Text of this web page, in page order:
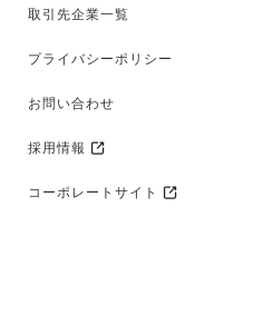
取引先企業一覧
プライバシーポリシー
お問い合わせ
採用情報
コーポレートサイト